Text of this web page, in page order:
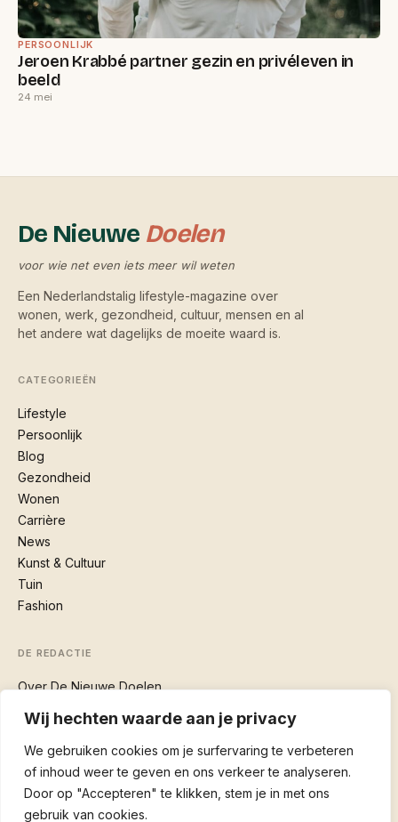
Wij hechten waarde aan je privacy
We gebruiken cookies om je surfervaring te verbeteren
of inhoud weer te geven en ons verkeer te analyseren.
Door op "Accepteren" te klikken, stem je in met ons
gebruik van cookies.
PERSOONLIJK
Jeroen Krabbé partner gezin en privéleven in
beeld
24 mei
De Nieuwe Doelen
voor wie net even iets meer wil weten
Een Nederlandstalig lifestyle-magazine over
wonen, werk, gezondheid, cultuur, mensen en al
het andere wat dagelijks de moeite waard is.
CATEGORIEËN
Lifestyle
Persoonlijk
Blog
Gezondheid
Wonen
Carrière
News
Kunst & Cultuur
Tuin
Fashion
DE REDACTIE
Over De Nieuwe Doelen
Contact
VOLG
RSS-feed